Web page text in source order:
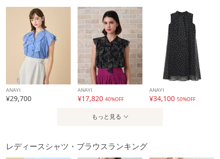
ANAYI
¥29,700
ANAYI
¥17,820 40%OFF
ANAYI
¥34,100 50%OFF
もっと見る
レディースシャツ・ブラウスランキング